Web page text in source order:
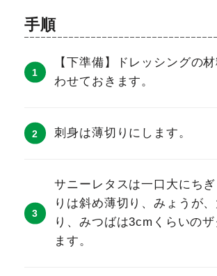
手順
【下準備】ドレッシングの
わせておきます。
刺身は薄切りにします。
サニーレタスは一口大にち
りは斜め薄切り、みょうが
り、みつばは3cmくらいの
ます。